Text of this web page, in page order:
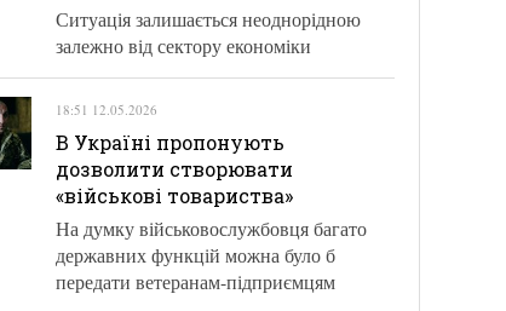
Ситуація залишається неоднорідною
залежно від сектору економіки
18:51 12.05.2026
В Україні пропонують
дозволити створювати
«військові товариства»
На думку військовослужбовця багато
державних функцій можна було б
передати ветеранам-підприємцям